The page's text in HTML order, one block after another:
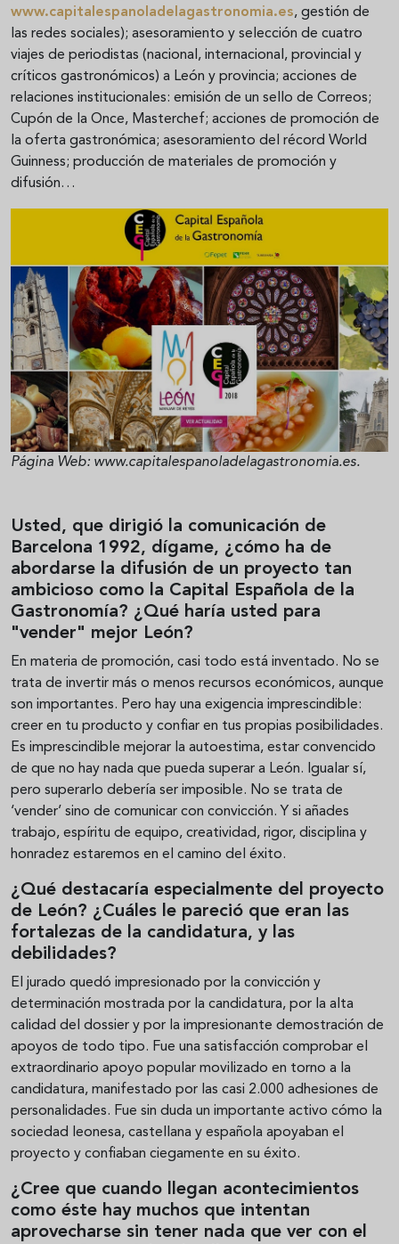
www.capitalespanoladelagastronomia.es, gestión de
las redes sociales); asesoramiento y selección de cuatro
viajes de periodistas (nacional, internacional, provincial y
críticos gastronómicos) a León y provincia; acciones de
relaciones institucionales: emisión de un sello de Correos;
Cupón de la Once, Masterchef; acciones de promoción de
la oferta gastronómica; asesoramiento del récord World
Guinness; producción de materiales de promoción y
difusión…
Página Web: www.capitalespanoladelagastronomia.es.
Usted, que dirigió la comunicación de
Barcelona 1992, dígame, ¿cómo ha de
abordarse la difusión de un proyecto tan
ambicioso como la Capital Española de la
Gastronomía? ¿Qué haría usted para
"vender" mejor León?
En materia de promoción, casi todo está inventado. No se
trata de invertir más o menos recursos económicos, aunque
son importantes. Pero hay una exigencia imprescindible:
creer en tu producto y confiar en tus propias posibilidades.
Es imprescindible mejorar la autoestima, estar convencido
de que no hay nada que pueda superar a León. Igualar sí,
pero superarlo debería ser imposible. No se trata de
‘vender’ sino de comunicar con convicción. Y si añades
trabajo, espíritu de equipo, creatividad, rigor, disciplina y
honradez estaremos en el camino del éxito.
¿Qué destacaría especialmente del proyecto
de León? ¿Cuáles le pareció que eran las
fortalezas de la candidatura, y las
debilidades?
El jurado quedó impresionado por la convicción y
determinación mostrada por la candidatura, por la alta
calidad del dossier y por la impresionante demostración de
apoyos de todo tipo. Fue una satisfacción comprobar el
extraordinario apoyo popular movilizado en torno a la
candidatura, manifestado por las casi 2.000 adhesiones de
personalidades. Fue sin duda un importante activo cómo la
sociedad leonesa, castellana y española apoyaban el
proyecto y confiaban ciegamente en su éxito.
¿Cree que cuando llegan acontecimientos
como éste hay muchos que intentan
aprovecharse sin tener nada que ver con el